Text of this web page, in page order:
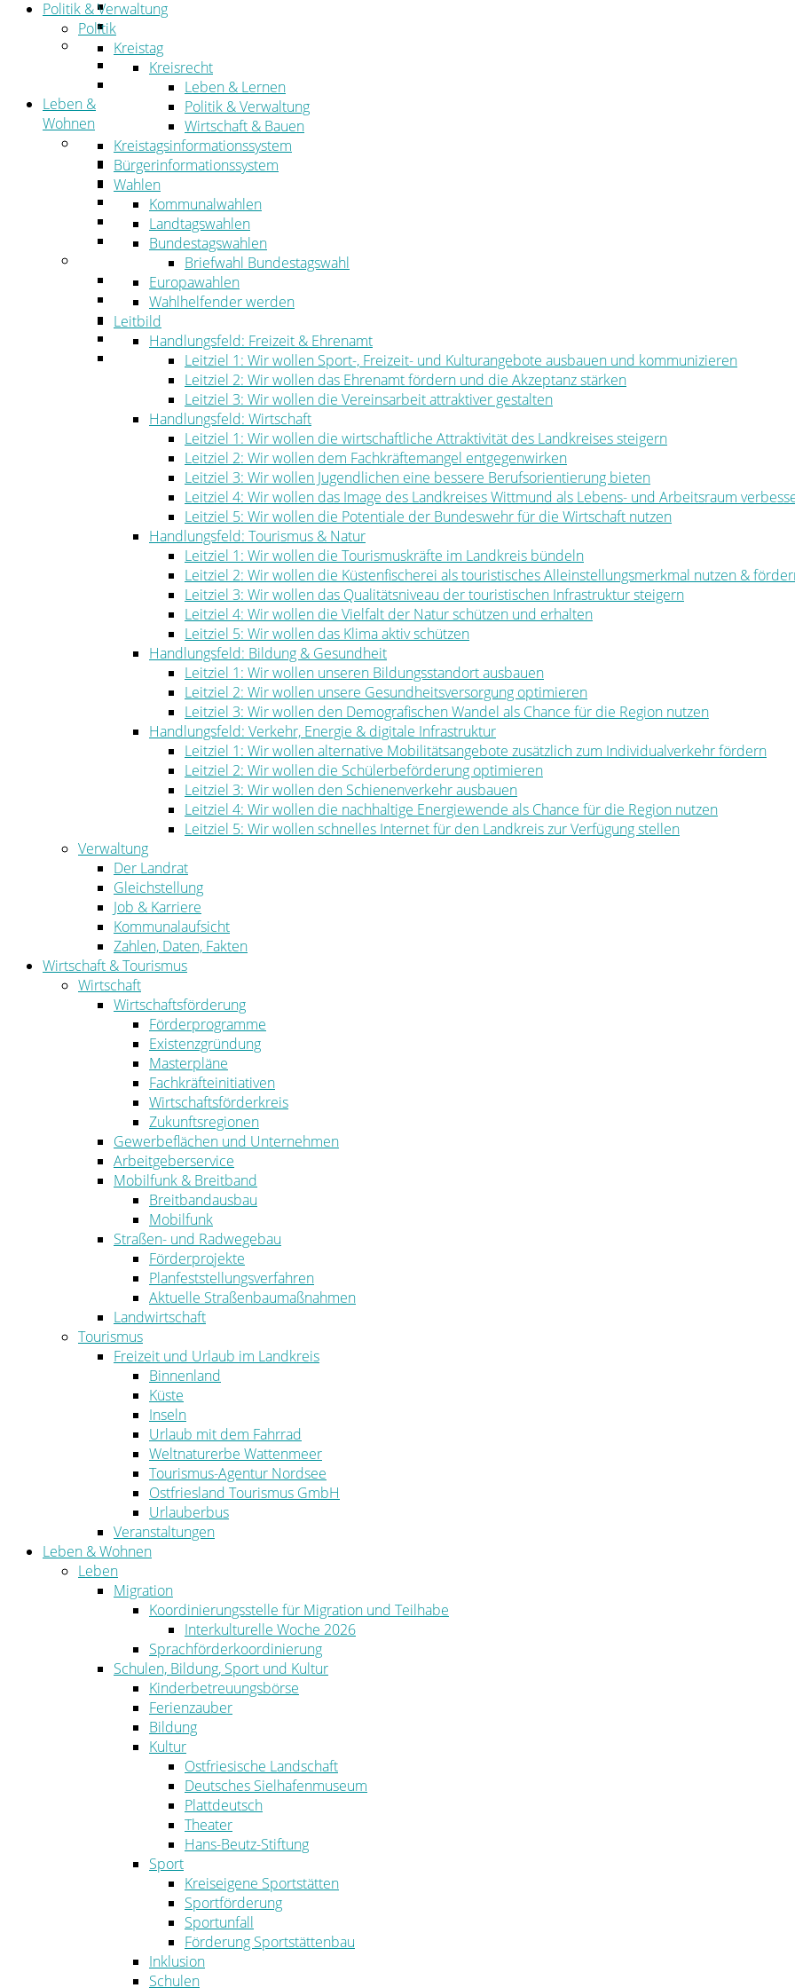
Straßen- und Radwegebau
Landwirtschaft
Tourismus
Freizeit und Urlaub im Landkreis
Veranstaltungen
Leben &
Wohnen
Leben
Migration
Schulen, Bildung, Sport und Kultur
Soziales
Gesundheit
Jugend, Familie und Senioren
Bauen und Planen
Abfall
Verkehr
Umwelt
Ordnung
Politik & Verwaltung
Politik
Kreistag
Kreisrecht
Leben & Lernen
Politik & Verwaltung
Wirtschaft & Bauen
Kreistagsinformationssystem
Bürgerinformationssystem
Wahlen
Kommunalwahlen
Landtagswahlen
Bundestagswahlen
Briefwahl Bundestagswahl
Europawahlen
Wahlhelfender werden
Leitbild
Handlungsfeld: Freizeit & Ehrenamt
Leitziel 1: Wir wollen Sport-, Freizeit- und Kulturangebote ausbauen und kommunizieren
Leitziel 2: Wir wollen das Ehrenamt fördern und die Akzeptanz stärken
Leitziel 3: Wir wollen die Vereinsarbeit attraktiver gestalten
Handlungsfeld: Wirtschaft
Leitziel 1: Wir wollen die wirtschaftliche Attraktivität des Landkreises steigern
Leitziel 2: Wir wollen dem Fachkräftemangel entgegenwirken
Leitziel 3: Wir wollen Jugendlichen eine bessere Berufsorientierung bieten
Leitziel 4: Wir wollen das Image des Landkreises Wittmund als Lebens- und Arbeitsraum
Leitziel 5: Wir wollen die Potentiale der Bundeswehr für die Wirtschaft nutzen
Handlungsfeld: Tourismus & Natur
Leitziel 1: Wir wollen die Tourismuskräfte im Landkreis bündeln
Leitziel 2: Wir wollen die Küstenfischerei als touristisches Alleinstellungsmerkmal nutzen &
Leitziel 3: Wir wollen das Qualitätsniveau der touristischen Infrastruktur steigern
Leitziel 4: Wir wollen die Vielfalt der Natur schützen und erhalten
Leitziel 5: Wir wollen das Klima aktiv schützen
Handlungsfeld: Bildung & Gesundheit
Leitziel 1: Wir wollen unseren Bildungsstandort ausbauen
Leitziel 2: Wir wollen unsere Gesundheitsversorgung optimieren
Leitziel 3: Wir wollen den Demografischen Wandel als Chance für die Region nutzen
Handlungsfeld: Verkehr, Energie & digitale Infrastruktur
Leitziel 1: Wir wollen alternative Mobilitätsangebote zusätzlich zum Individualverkehr fördern
Leitziel 2: Wir wollen die Schülerbeförderung optimieren
Leitziel 3: Wir wollen den Schienenverkehr ausbauen
Leitziel 4: Wir wollen die nachhaltige Energiewende als Chance für die Region nutzen
Leitziel 5: Wir wollen schnelles Internet für den Landkreis zur Verfügung stellen
Verwaltung
Der Landrat
Gleichstellung
Job & Karriere
Kommunalaufsicht
Zahlen, Daten, Fakten
Wirtschaft & Tourismus
Wirtschaft
Wirtschaftsförderung
Förderprogramme
Existenzgründung
Masterpläne
Fachkräfteinitiativen
Wirtschaftsförderkreis
Zukunftsregionen
Gewerbeflächen und Unternehmen
Arbeitgeberservice
Mobilfunk & Breitband
Breitbandausbau
Mobilfunk
Straßen- und Radwegebau
Förderprojekte
Planfeststellungsverfahren
Aktuelle Straßenbaumaßnahmen
Landwirtschaft
Tourismus
Freizeit und Urlaub im Landkreis
Binnenland
Küste
Inseln
Urlaub mit dem Fahrrad
Weltnaturerbe Wattenmeer
Tourismus-Agentur Nordsee
Ostfriesland Tourismus GmbH
Urlauberbus
Veranstaltungen
Leben & Wohnen
Leben
Migration
Koordinierungsstelle für Migration und Teilhabe
Interkulturelle Woche 2026
Sprachförderkoordinierung
Schulen, Bildung, Sport und Kultur
Kinderbetreuungsbörse
Ferienzauber
Bildung
Kultur
Ostfriesische Landschaft
Deutsches Sielhafenmuseum
Plattdeutsch
Theater
Hans-Beutz-Stiftung
Sport
Kreiseigene Sportstätten
Sportförderung
Sportunfall
Förderung Sportstättenbau
Inklusion
Schulen